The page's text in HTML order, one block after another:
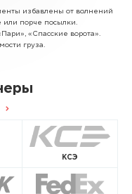
избавлены от волнений
или порче посылки.
«Спасские ворота».
груза.
КСЭ